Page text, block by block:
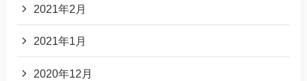
2021年2月
2021年1月
2020年12月